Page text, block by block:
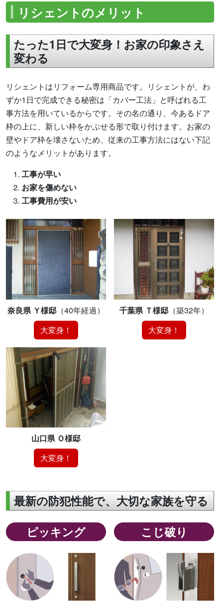
リシェントのメリット
たった1日で大変身！お家の印象さえ
変わる
リシェントはリフォーム専用商品です。リシェントが、わ
ずか1日で完成できる秘密は「カバー工法」と呼ばれる工
事方法を用いているからです。その名の通り、今あるドア
枠の上に、新しい枠をかぶせる形で取り付けます。お家の
壁やドア枠を壊さないため、従来の工事方法にはない下記
のようなメリットがあります。
工事が早い
お家を傷めない
工事費用が安い
奈良県 Ｙ様邸 （40年経過）
大変身！
千葉県 Ｔ様邸 （築32年）
大変身！
山口県 Ｏ様邸
大変身！
最新の防犯性能で、大切な家族を守る
ピッキング
こじ破り